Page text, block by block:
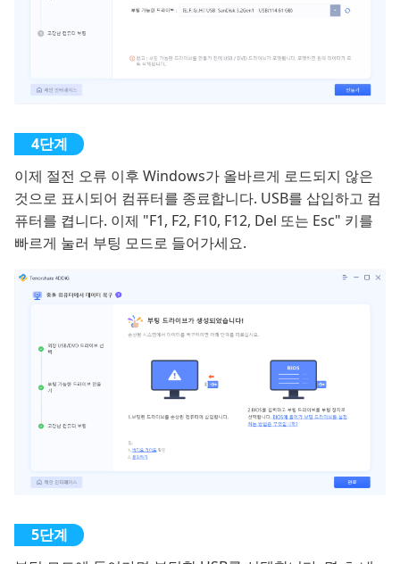
이제 절전 오류 이후 Windows가 올바르게 로드되지 않은
것으로 표시되어 컴퓨터를 종료합니다. USB를 삽입하고 컴
퓨터를 켭니다. 이제 "F1, F2, F10, F12, Del 또는 Esc" 키를
빠르게 눌러 부팅 모드로 들어가세요.